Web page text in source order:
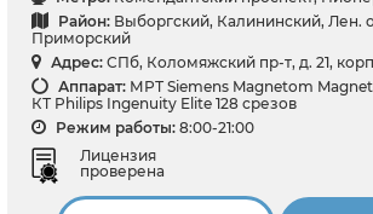
Район: Выборгский, Калининский, Лен.
Приморский
Адрес: СПб, Коломяжский пр-т, д. 21,
Аппарат: МРТ Siemens Magnetom
КТ Philips Ingenuity Elite 128 срезов
Режим работы: 8:00-21:00
Лицензия
проверена